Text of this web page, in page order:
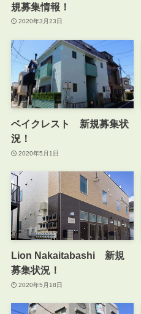
規募集情報！
2020年3月23日
ベイクレスト 新規募集状
況！
2020年5月1日
Lion Nakaitabashi 新規
募集状況！
2020年5月18日